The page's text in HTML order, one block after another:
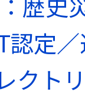
認定
クト